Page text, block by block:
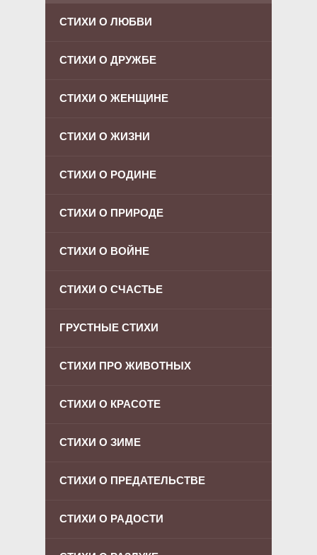
СТИХИ О ЛЮБВИ
СТИХИ О ДРУЖБЕ
СТИХИ О ЖЕНЩИНЕ
СТИХИ О ЖИЗНИ
СТИХИ О РОДИНЕ
СТИХИ О ПРИРОДЕ
СТИХИ О ВОЙНЕ
СТИХИ О СЧАСТЬЕ
ГРУСТНЫЕ СТИХИ
СТИХИ ПРО ЖИВОТНЫХ
СТИХИ О КРАСОТЕ
СТИХИ О ЗИМЕ
СТИХИ О ПРЕДАТЕЛЬСТВЕ
СТИХИ О РАДОСТИ